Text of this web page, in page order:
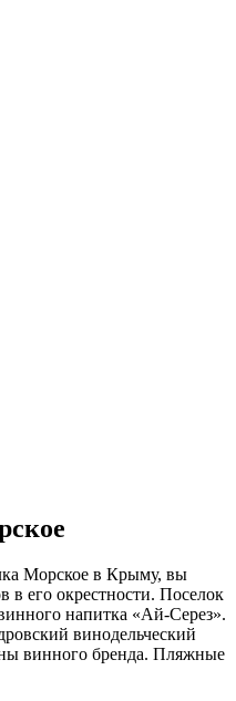
Морское в Крыму, вы
в его окрестности. Поселок
напитка «Ай-Серез».
винодельческий
винного бренда. Пляжные